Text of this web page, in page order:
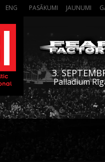
ENG PASĀKUMI JAUNUMI
3.
Palladium